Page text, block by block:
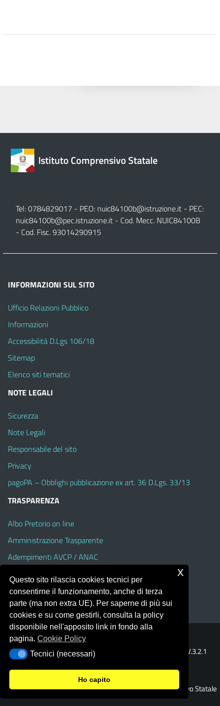
Istituto Comprensivo Statale
Tel: 0784829017 - PEO: nuic84100b@istruzione.it - PEC:
nuic84100b@pec.istruzione.it - Cod. Mecc. NUIC84100B
- Cod. Fisc. 93014290915
INFORMAZIONI SUL SITO
Ufficio Relazioni Pubblico
Informazioni
Accessibilità D.Lgs 106/18
Sitemap
Elenco siti tematici
NOTE LEGALI
Sicurezza
Note Legali
Responsabile del sito
Privacy
pagoPA – Obblighi pubblicazione ex art. 36 D.Lgs. 33/13
TRASPARENZA
Albo Pretorio on line
Amministrazione Trasparente
Adempimenti AVCP / ANAC
Dichiarazione di accessibilità
Portale realizzato con la piattaforma
Template Italia configurato sul tema accessibile
V.3.2.1
(Alioth)
© 2026 Istituto Comprensivo Statale
Questo sito rilascia cookies tecnici per
consentirne il funzionamento, anche di terza
parte (ma non extra UE). Per saperne di più sui
cookies e su come gestirli, consulta la policy
disponibile nell'apposito link in fondo alla
pagina.Cookie Policy
Tecnici (necessari)
Tecnici (necessari)
Ho capito
x